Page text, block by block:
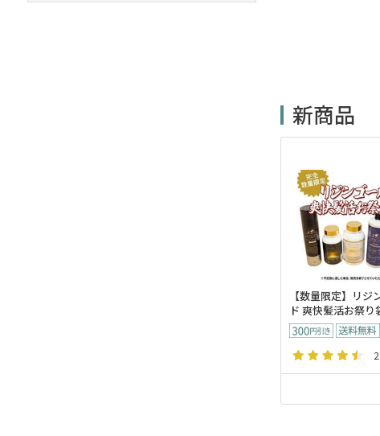
新商品
【数量限定】リジ
ド 爽快髪活お祭り
2